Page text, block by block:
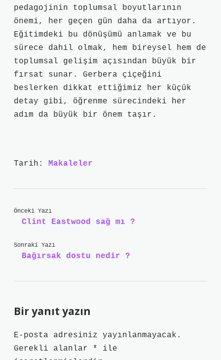
pedagojinin toplumsal boyutlarının
önemi, her geçen gün daha da artıyor.
Eğitimdeki bu dönüşümü anlamak ve bu
sürece dahil olmak, hem bireysel hem de
toplumsal gelişim açısından büyük bir
fırsat sunar. Gerbera çiçeğini
beslerken dikkat ettiğimiz her küçük
detay gibi, öğrenme sürecindeki her
adım da büyük bir önem taşır.
Tarih: Makaleler
Önceki Yazı
Clint Eastwood sağ mı ?
Sonraki Yazı
Bağırsak dostu nedir ?
Bir yanıt yazın
E-posta adresiniz yayınlanmayacak.
Gerekli alanlar
*
ile